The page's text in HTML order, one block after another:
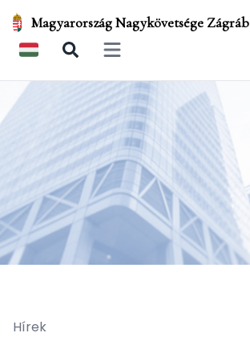
Magyarország Nagykövetsége Zágráb
Open main menu
Hírek